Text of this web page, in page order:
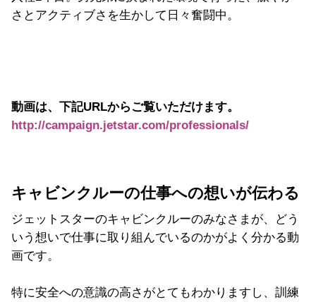
さとアクティブさを生かして日々奮闘中。
動画は、下記URLからご覧いただけます。
http://campaign.jetstar.com/professionals/
キャビンクルーの仕事への想いが伝わる
ジェットスターのキャビンクルーのみなさまが、どう
いう想いで仕事に取り組んでいるのかがよく分かる動
画です。
特に安全への意識の高さがとてもわかりますし、訓練